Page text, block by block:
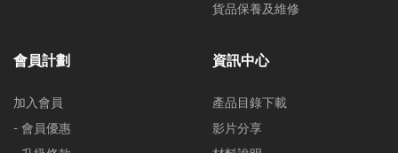
貨品保養及維修
會員計劃
加入會員
- 會員優惠
資訊中心
產品目錄下載
影片分享